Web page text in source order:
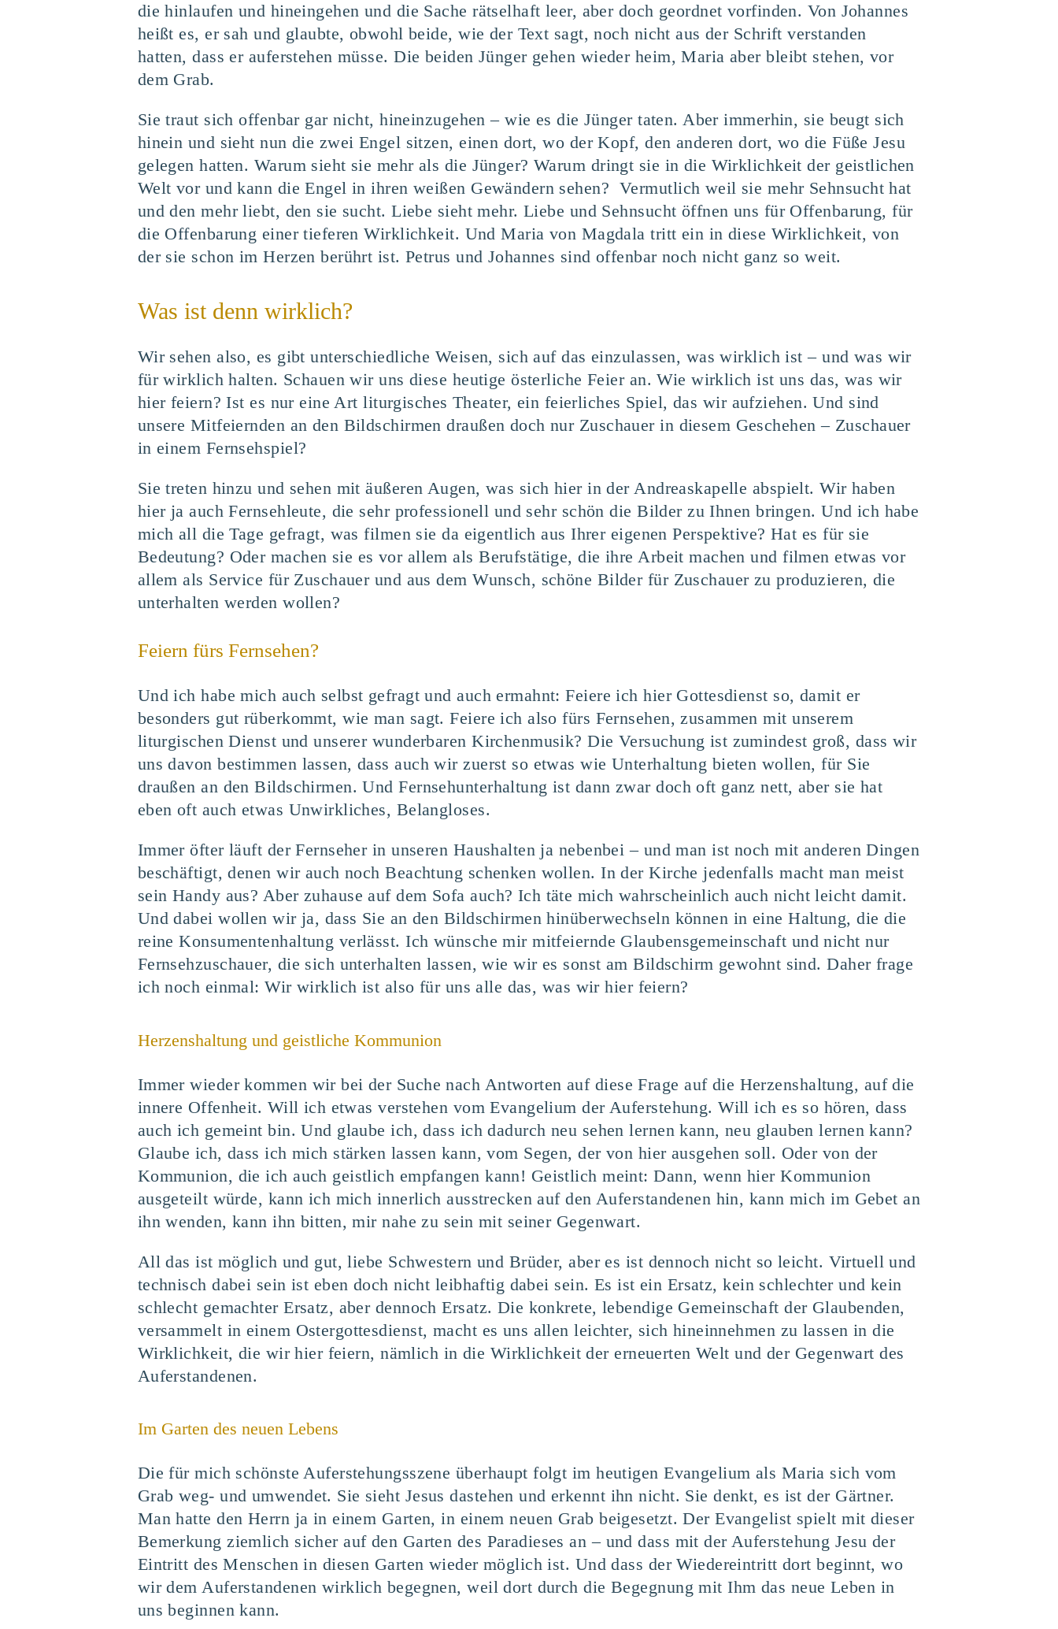
die hinlaufen und hineingehen und die Sache rätselhaft leer, aber doch geordnet vorfinden. Von Johannes
heißt es, er sah und glaubte, obwohl beide, wie der Text sagt, noch nicht aus der Schrift verstanden
hatten, dass er auferstehen müsse. Die beiden Jünger gehen wieder heim, Maria aber bleibt stehen, vor
dem Grab.
Sie traut sich offenbar gar nicht, hineinzugehen – wie es die Jünger taten. Aber immerhin, sie beugt sich
hinein und sieht nun die zwei Engel sitzen, einen dort, wo der Kopf, den anderen dort, wo die Füße Jesu
gelegen hatten. Warum sieht sie mehr als die Jünger? Warum dringt sie in die Wirklichkeit der geistlichen
Welt vor und kann die Engel in ihren weißen Gewändern sehen? Vermutlich weil sie mehr Sehnsucht hat
und den mehr liebt, den sie sucht. Liebe sieht mehr. Liebe und Sehnsucht öffnen uns für Offenbarung, für
die Offenbarung einer tieferen Wirklichkeit. Und Maria von Magdala tritt ein in diese Wirklichkeit, von
der sie schon im Herzen berührt ist. Petrus und Johannes sind offenbar noch nicht ganz so weit.
Was ist denn wirklich?
Wir sehen also, es gibt unterschiedliche Weisen, sich auf das einzulassen, was wirklich ist – und was wir
für wirklich halten. Schauen wir uns diese heutige österliche Feier an. Wie wirklich ist uns das, was wir
hier feiern? Ist es nur eine Art liturgisches Theater, ein feierliches Spiel, das wir aufziehen. Und sind
unsere Mitfeiernden an den Bildschirmen draußen doch nur Zuschauer in diesem Geschehen – Zuschauer
in einem Fernsehspiel?
Sie treten hinzu und sehen mit äußeren Augen, was sich hier in der Andreaskapelle abspielt. Wir haben
hier ja auch Fernsehleute, die sehr professionell und sehr schön die Bilder zu Ihnen bringen. Und ich habe
mich all die Tage gefragt, was filmen sie da eigentlich aus Ihrer eigenen Perspektive? Hat es für sie
Bedeutung? Oder machen sie es vor allem als Berufstätige, die ihre Arbeit machen und filmen etwas vor
allem als Service für Zuschauer und aus dem Wunsch, schöne Bilder für Zuschauer zu produzieren, die
unterhalten werden wollen?
Feiern fürs Fernsehen?
Und ich habe mich auch selbst gefragt und auch ermahnt: Feiere ich hier Gottesdienst so, damit er
besonders gut rüberkommt, wie man sagt. Feiere ich also fürs Fernsehen, zusammen mit unserem
liturgischen Dienst und unserer wunderbaren Kirchenmusik? Die Versuchung ist zumindest groß, dass wir
uns davon bestimmen lassen, dass auch wir zuerst so etwas wie Unterhaltung bieten wollen, für Sie
draußen an den Bildschirmen. Und Fernsehunterhaltung ist dann zwar doch oft ganz nett, aber sie hat
eben oft auch etwas Unwirkliches, Belangloses.
Immer öfter läuft der Fernseher in unseren Haushalten ja nebenbei – und man ist noch mit anderen Dingen
beschäftigt, denen wir auch noch Beachtung schenken wollen. In der Kirche jedenfalls macht man meist
sein Handy aus? Aber zuhause auf dem Sofa auch? Ich täte mich wahrscheinlich auch nicht leicht damit.
Und dabei wollen wir ja, dass Sie an den Bildschirmen hinüberwechseln können in eine Haltung, die die
reine Konsumentenhaltung verlässt. Ich wünsche mir mitfeiernde Glaubensgemeinschaft und nicht nur
Fernsehzuschauer, die sich unterhalten lassen, wie wir es sonst am Bildschirm gewohnt sind. Daher frage
ich noch einmal: Wir wirklich ist also für uns alle das, was wir hier feiern?
Herzenshaltung und geistliche Kommunion
Immer wieder kommen wir bei der Suche nach Antworten auf diese Frage auf die Herzenshaltung, auf die
innere Offenheit. Will ich etwas verstehen vom Evangelium der Auferstehung. Will ich es so hören, dass
auch ich gemeint bin. Und glaube ich, dass ich dadurch neu sehen lernen kann, neu glauben lernen kann?
Glaube ich, dass ich mich stärken lassen kann, vom Segen, der von hier ausgehen soll. Oder von der
Kommunion, die ich auch geistlich empfangen kann! Geistlich meint: Dann, wenn hier Kommunion
ausgeteilt würde, kann ich mich innerlich ausstrecken auf den Auferstandenen hin, kann mich im Gebet an
ihn wenden, kann ihn bitten, mir nahe zu sein mit seiner Gegenwart.
All das ist möglich und gut, liebe Schwestern und Brüder, aber es ist dennoch nicht so leicht. Virtuell und
technisch dabei sein ist eben doch nicht leibhaftig dabei sein. Es ist ein Ersatz, kein schlechter und kein
schlecht gemachter Ersatz, aber dennoch Ersatz. Die konkrete, lebendige Gemeinschaft der Glaubenden,
versammelt in einem Ostergottesdienst, macht es uns allen leichter, sich hineinnehmen zu lassen in die
Wirklichkeit, die wir hier feiern, nämlich in die Wirklichkeit der erneuerten Welt und der Gegenwart des
Auferstandenen.
Im Garten des neuen Lebens
Die für mich schönste Auferstehungsszene überhaupt folgt im heutigen Evangelium als Maria sich vom
Grab weg- und umwendet. Sie sieht Jesus dastehen und erkennt ihn nicht. Sie denkt, es ist der Gärtner.
Man hatte den Herrn ja in einem Garten, in einem neuen Grab beigesetzt. Der Evangelist spielt mit dieser
Bemerkung ziemlich sicher auf den Garten des Paradieses an – und dass mit der Auferstehung Jesu der
Eintritt des Menschen in diesen Garten wieder möglich ist. Und dass der Wiedereintritt dort beginnt, wo
wir dem Auferstandenen wirklich begegnen, weil dort durch die Begegnung mit Ihm das neue Leben in
uns beginnen kann.